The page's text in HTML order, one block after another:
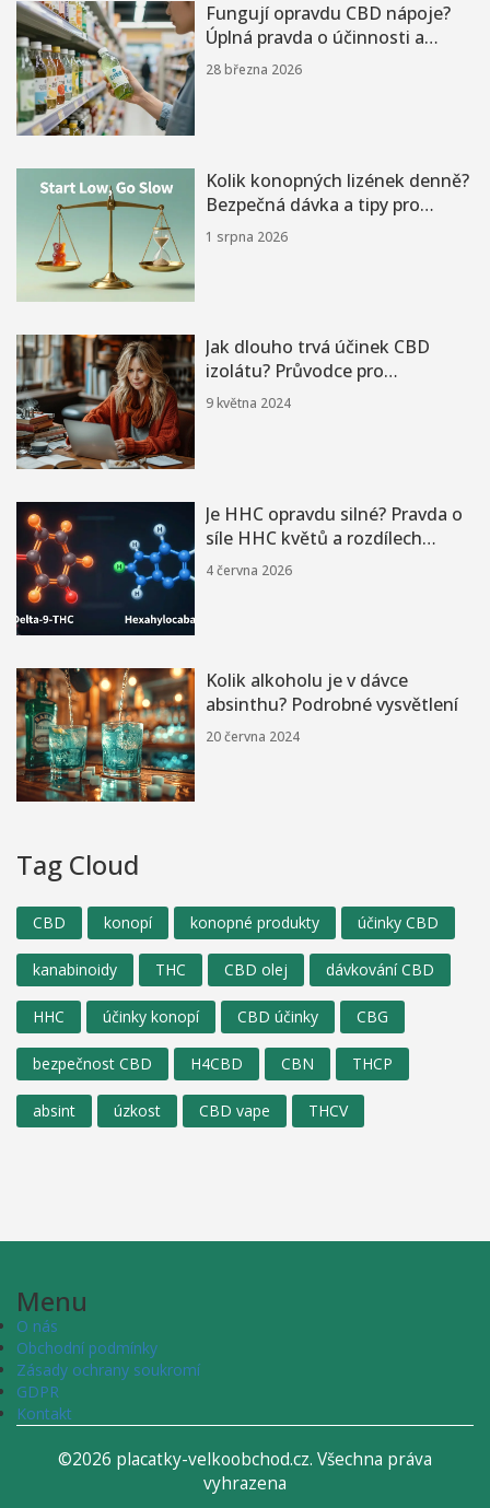
Fungují opravdu CBD nápoje?
Úplná pravda o účinnosti a
vstřebávání
28 března 2026
Kolik konopných lizének denně?
Bezpečná dávka a tipy pro
začátečníky
1 srpna 2026
Jak dlouho trvá účinek CBD
izolátu? Průvodce pro
začátečníky
9 května 2024
Je HHC opravdu silné? Pravda o
síle HHC květů a rozdílech
oproti THC
4 června 2026
Kolik alkoholu je v dávce
absinthu? Podrobné vysvětlení
20 června 2024
Tag Cloud
CBD konopí konopné produkty účinky CBD
kanabinoidy THC CBD olej dávkování CBD
HHC účinky konopí CBD účinky CBG
bezpečnost CBD H4CBD CBN THCP
absint úzkost CBD vape THCV
Menu
O nás
Obchodní podmínky
Zásady ochrany soukromí
GDPR
Kontakt
©2026 placatky-velkoobchod.cz. Všechna práva
vyhrazena